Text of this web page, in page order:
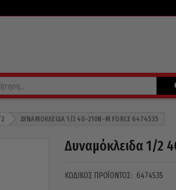
ΔΥΝΑΜΌΚΛΕΙΔΑ 1/2 40-210N-M FORCE 6474535
Δυναμόκλειδα 1/2
ΚΩΔΙΚΌΣ ΠΡΟΪΌΝΤΟΣ: 6474535